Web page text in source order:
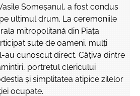
Someșanul, a fost condus
ultimul drum. La ceremoniile
mitropolitană din Piața
sute de oameni, mulți
au cunoscut direct. Câțiva dintre
portretul clericului
și simplitatea atipice zilelor
ocupate.